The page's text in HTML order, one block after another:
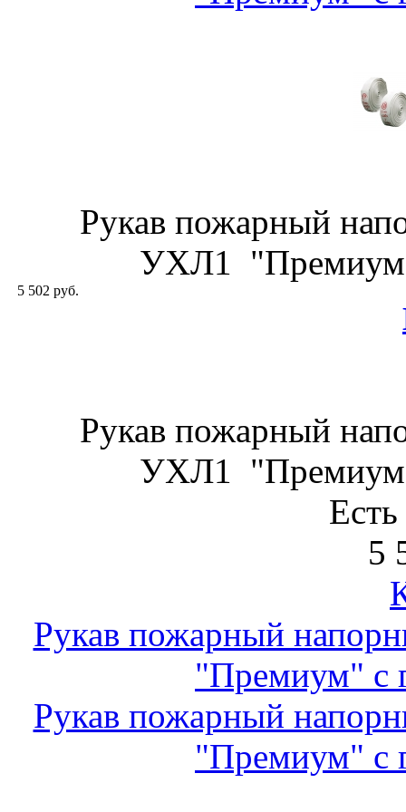
Рукав пожарный
УХЛ1 "Премиум"
5 502 руб.
Рукав пожарный
УХЛ1 "Премиум"
5
Рукав пожарный
"Премиум" с
Рукав пожарный
"Премиум" с